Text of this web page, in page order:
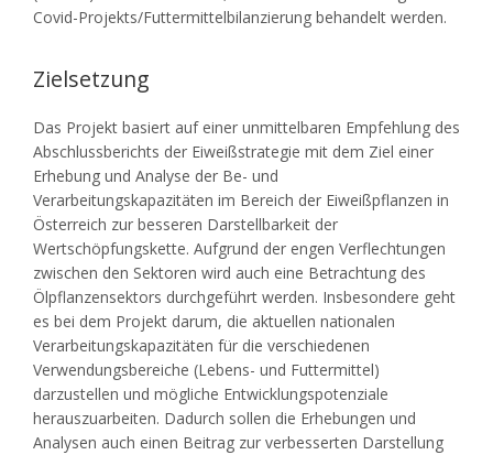
Covid-Projekts/Futtermittelbilanzierung behandelt werden.
Zielsetzung
Das Projekt basiert auf einer unmittelbaren Empfehlung des
Abschlussberichts der Eiweißstrategie mit dem Ziel einer
Erhebung und Analyse der Be- und
Verarbeitungskapazitäten im Bereich der Eiweißpflanzen in
Österreich zur besseren Darstellbarkeit der
Wertschöpfungskette. Aufgrund der engen Verflechtungen
zwischen den Sektoren wird auch eine Betrachtung des
Ölpflanzensektors durchgeführt werden. Insbesondere geht
es bei dem Projekt darum, die aktuellen nationalen
Verarbeitungskapazitäten für die verschiedenen
Verwendungsbereiche (Lebens- und Futtermittel)
darzustellen und mögliche Entwicklungspotenziale
herauszuarbeiten. Dadurch sollen die Erhebungen und
Analysen auch einen Beitrag zur verbesserten Darstellung